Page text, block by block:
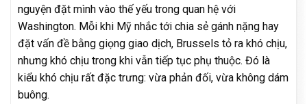
nguyện đặt mình vào thế yếu trong quan hệ với
Washington. Mỗi khi Mỹ nhắc tới chia sẻ gánh nặng hay
đặt vấn đề bằng giọng giao dịch, Brussels tỏ ra khó chịu,
nhưng khó chịu trong khi vẫn tiếp tục phụ thuộc. Đó là
kiểu khó chịu rất đặc trưng: vừa phản đối, vừa không dám
buông.